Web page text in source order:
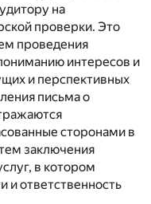
на
проверки. Это
проведения
интересов и
и перспективных
письма о
сторонами в
заключения
в котором
и ответственность